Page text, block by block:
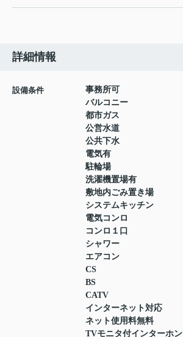
詳細情報
設備条件
事務所可
バルコニー
都市ガス
公営水道
公共下水
電気有
駐輪場
洗濯機置場有
敷地内ごみ置き場
システムキッチン
電気コンロ
コンロ１口
シャワー
エアコン
CS
BS
CATV
インターネット対応
ネット使用料無料
TVモニタ付インターホン